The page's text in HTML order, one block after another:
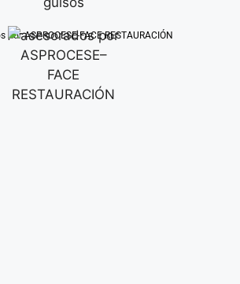
por ASPROCESE-FACE RESTAURACIÓN